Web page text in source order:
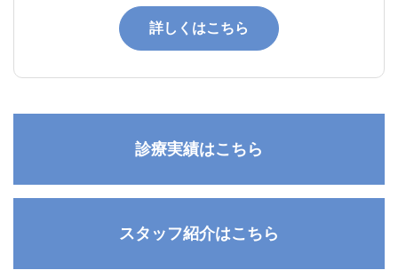
詳しくはこちら
診療実績はこちら
スタッフ紹介はこちら